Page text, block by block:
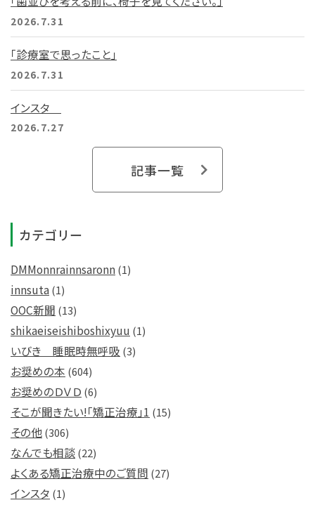
2026.7.31
「診療室で思ったこと」
2026.7.31
インスタ
2026.7.27
記事一覧
カテゴリー
DMMonnrainnsaronn(1)
innsuta(1)
OOC新聞 (13)
shikaeiseishiboshixyuu (1)
いびき 睡眠時無呼吸 (3)
お奨めの本 (604)
お奨めのＤＶＤ (6)
そこが聞きたい!「矯正治療」1 (15)
その他(306)
なんでも相談(22)
よくある矯正治療中のご質問 (27)
インスタ (1)